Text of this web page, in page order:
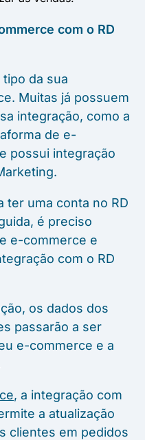
com o RD
da sua
Muitas já possuem
integração, como a
de e-
possui integração
ter uma conta no RD
é preciso
e-commerce e
com o RD
os dados dos
passarão a ser
e-commerce e a
, a integração com
a atualização
clientes em pedidos